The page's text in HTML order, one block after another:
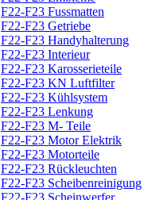
F22-F23 Fussmatten
F22-F23 Getriebe
F22-F23 Handyhalterung
F22-F23 Interieur
F22-F23 Karosserieteile
F22-F23 KN Luftfilter
F22-F23 Kühlsystem
F22-F23 Lenkung
F22-F23 M- Teile
F22-F23 Motor Elektrik
F22-F23 Motorteile
F22-F23 Rückleuchten
F22-F23 Scheibenreinigung